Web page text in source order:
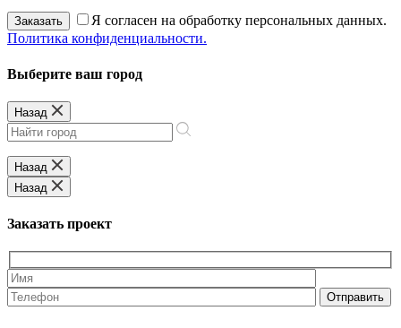
Заказать
Я согласен на обработку персональных данных.
Политика конфиденциальности.
Выберите ваш город
Назад
Назад
Назад
Заказать проект